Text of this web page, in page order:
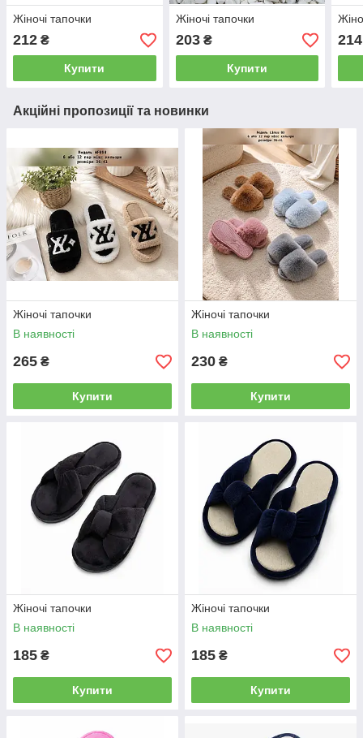
Жіночі тапочки
212 ₴
Купити
Жіночі тапочки
203₴
Купити
214
Акційні пропозиції та новинки
Жіночі тапочки
В наявності
265 ₴
Купити
Жіночі тапочки
В наявності
230 ₴
Купити
Жіночі тапочки
В наявності
185 ₴
Купити
Жіночі тапочки
В наявності
185 ₴
Купити